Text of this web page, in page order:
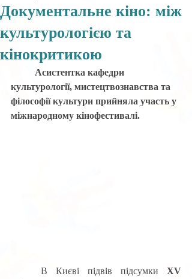
Документальне кіно: між
культурологією та
кінокритикою
Асистентка кафедри
культурології, мистецтвознавства та
філософії культури прийняла участь у
міжнародному кінофестивалі.
	В Києві підвів підсумки
XV